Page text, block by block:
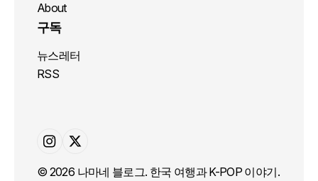
About
구독
뉴스레터
RSS
© 2026 나마네 블로그. 한국 여행과 K-POP 이야기.